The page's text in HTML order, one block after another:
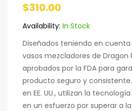
$310.00
Availability: In Stock
Diseñados teniendo en cuenta
vasos mezcladores de Dragon
aprobados por la FDA para
producto seguro y consistente.
en EE. UU., utilizan la
en un esfuerzo por superar a